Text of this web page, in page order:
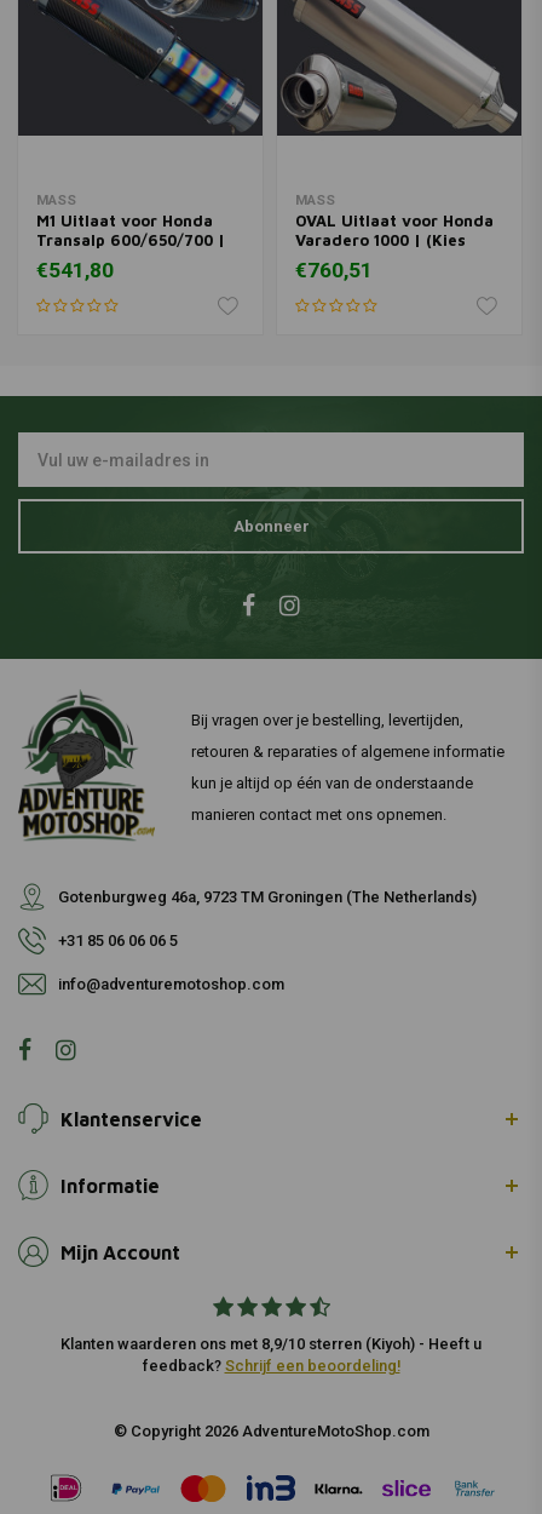
MASS
M1 Uitlaat voor Honda
Transalp 600/650/700 |
(Kies Materiaal)
€541,80
MASS
OVAL Uitlaat voor Honda
Varadero 1000 | (Kies
Materiaal)
€760,51
Abonneer
Bij vragen over je bestelling, levertijden,
retouren & reparaties of algemene informatie
kun je altijd op één van de onderstaande
manieren contact met ons opnemen.
Gotenburgweg 46a, 9723 TM Groningen (The Netherlands)
+31 85 06 06 06 5
info@adventuremotoshop.com
Klantenservice
Informatie
Mijn Account
Klanten waarderen ons met 8,9/10 sterren (Kiyoh) - Heeft u
feedback? Schrijf een beoordeling!
© Copyright 2026 AdventureMotoShop.com